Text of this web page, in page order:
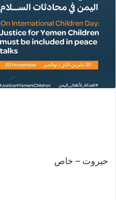
حيروت – خاص